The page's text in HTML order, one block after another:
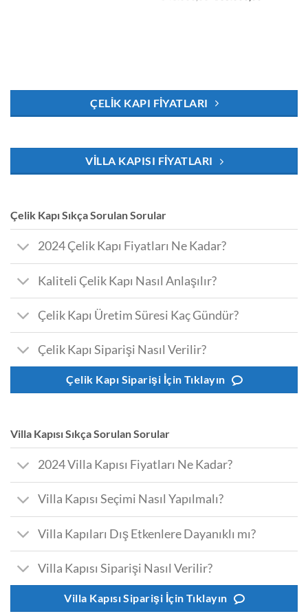
ÇELIK KAPI FIYATLARI
VILLA KAPISI FIYATLARI
Çelik Kapı Sıkça Sorulan Sorular
2024 Çelik Kapı Fiyatları Ne Kadar?
Kaliteli Çelik Kapı Nasıl Anlaşılır?
Çelik Kapı Üretim Süresi Kaç Gündür?
Çelik Kapı Siparişi Nasıl Verilir?
Çelik Kapı Siparişi İçin Tıklayın
Villa Kapısı Sıkça Sorulan Sorular
2024 Villa Kapısı Fiyatları Ne Kadar?
Villa Kapısı Seçimi Nasıl Yapılmalı?
Villa Kapıları Dış Etkenlere Dayanıklı mı?
Villa Kapısı Siparişi Nasıl Verilir?
Villa Kapısı Siparişi İçin Tıklayın